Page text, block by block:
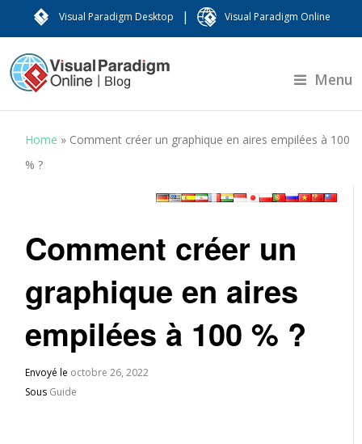
Visual Paradigm Desktop | Visual Paradigm Online
Menu
Home » Comment créer un graphique en aires empilées à 100
% ?
Comment créer un
graphique en aires
empilées à 100 % ?
Envoyé le octobre 26, 2022
Sous Guide